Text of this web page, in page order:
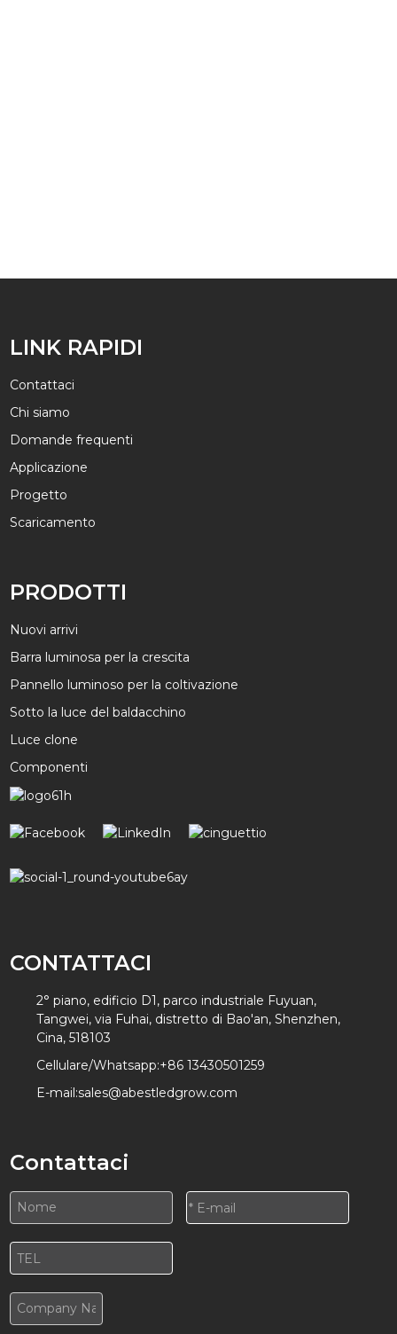
LINK RAPIDI
Contattaci
Chi siamo
Domande frequenti
Applicazione
Progetto
Scaricamento
PRODOTTI
Nuovi arrivi
Barra luminosa per la crescita
Pannello luminoso per la coltivazione
Sotto la luce del baldacchino
Luce clone
Componenti
CONTATTACI
2° piano, edificio D1, parco industriale Fuyuan,
Tangwei, via Fuhai, distretto di Bao'an, Shenzhen,
Cina, 518103
Cellulare/Whatsapp:+86 13430501259
E-mail:sales@abestledgrow.com
Contattaci